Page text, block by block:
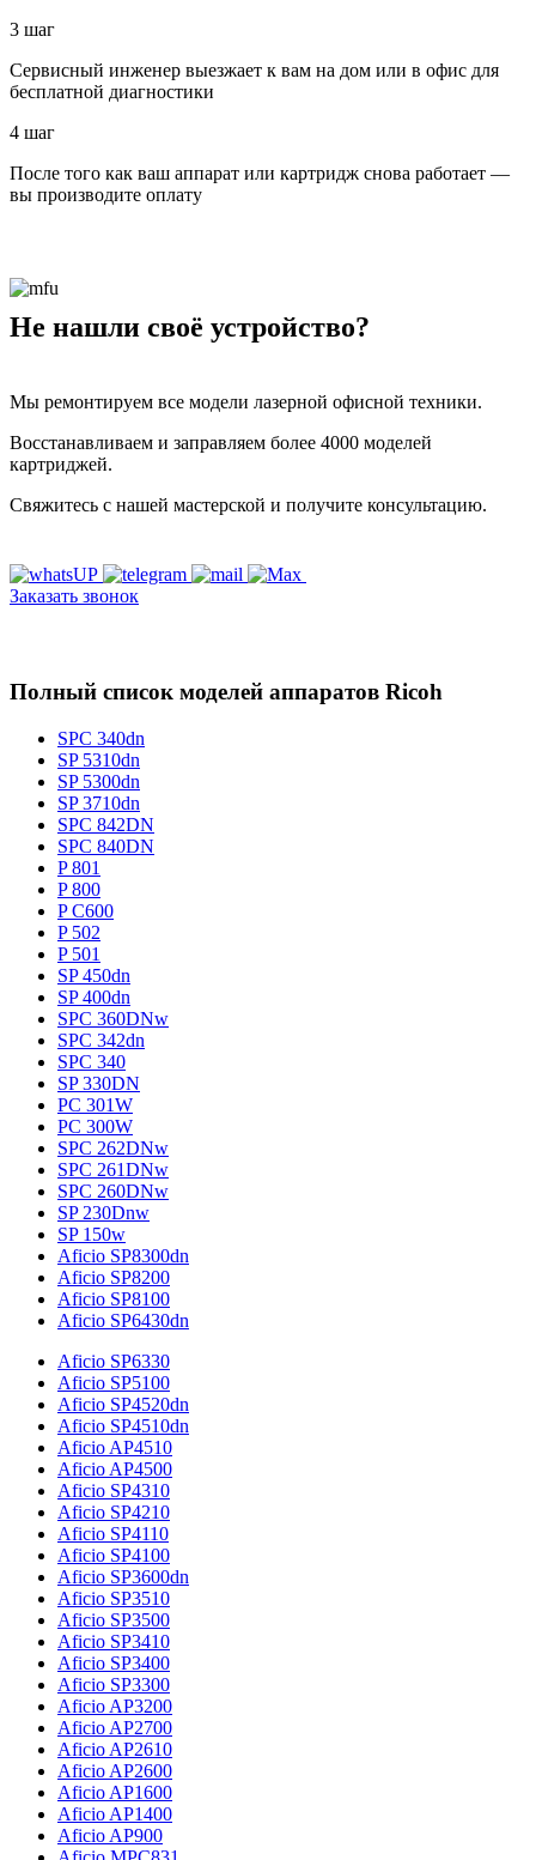
3 шаг
Сервисный инженер выезжает к вам на дом или в офис для
бесплатной диагностики
4 шаг
После того как ваш аппарат или картридж снова работает —
вы производите оплату
Не нашли своё устройство?
Мы ремонтируем все модели лазерной офисной техники.
Восстанавливаем и заправляем более 4000 моделей
картриджей.
Свяжитесь с нашей мастерской и получите консультацию.
Заказать звонок
Полный список моделей аппаратов Ricoh
SPC 340dn
SP 5310dn
SP 5300dn
SP 3710dn
SPC 842DN
SPC 840DN
P 801
P 800
P C600
P 502
P 501
SP 450dn
SP 400dn
SPC 360DNw
SPC 342dn
SPC 340
SP 330DN
PC 301W
PC 300W
SPC 262DNw
SPC 261DNw
SPC 260DNw
SP 230Dnw
SP 150w
Aficio SP8300dn
Aficio SP8200
Aficio SP8100
Aficio SP6430dn
Aficio SP6330
Aficio SP5100
Aficio SP4520dn
Aficio SP4510dn
Aficio AP4510
Aficio AP4500
Aficio SP4310
Aficio SP4210
Aficio SP4110
Aficio SP4100
Aficio SP3600dn
Aficio SP3510
Aficio SP3500
Aficio SP3410
Aficio SP3400
Aficio SP3300
Aficio AP3200
Aficio AP2700
Aficio AP2610
Aficio AP2600
Aficio AP1600
Aficio AP1400
Aficio AP900